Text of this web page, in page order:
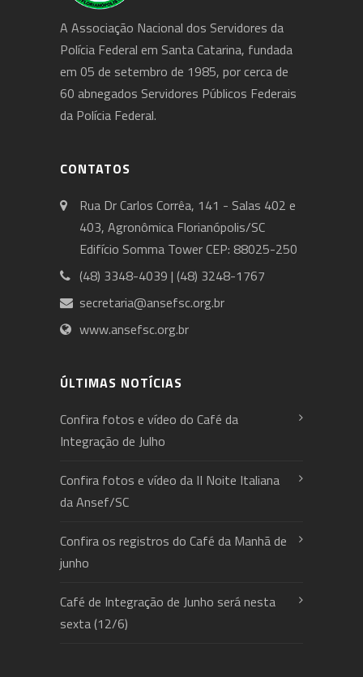
A Associação Nacional dos Servidores da
Polícia Federal em Santa Catarina, fundada
em 05 de setembro de 1985, por cerca de
60 abnegados Servidores Públicos Federais
da Polícia Federal.
CONTATOS
Rua Dr Carlos Corrêa, 141 - Salas 402 e
403, Agronômica Florianópolis/SC
Edifício Somma Tower CEP: 88025-250
(48) 3348-4039 | (48) 3248-1767
secretaria@ansefsc.org.br
www.ansefsc.org.br
ÚLTIMAS NOTÍCIAS
Confira fotos e vídeo do Café da
Integração de Julho
Confira fotos e vídeo da II Noite Italiana
da Ansef/SC
Confira os registros do Café da Manhã de
junho
Café de Integração de Junho será nesta
sexta (12/6)